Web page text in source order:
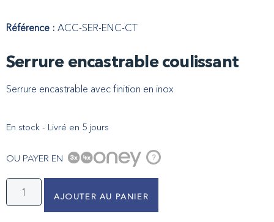
Référence : ACC-SER-ENC-CT
Serrure encastrable coulissant
Serrure encastrable avec finition en inox
En stock - Livré en 5 jours
OU PAYER EN ?
AJOUTER AU PANIER